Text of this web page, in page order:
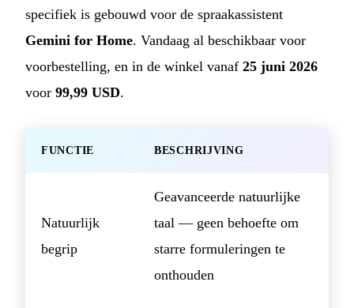
specifiek is gebouwd voor de spraakassistent
Gemini for Home. Vandaag al beschikbaar voor
voorbestelling, en in de winkel vanaf 25 juni 2026
voor 99,99 USD.
FUNCTIE BESCHRIJVING
Natuurlijk
begrip
Geavanceerde natuurlijke
taal — geen behoefte om
starre formuleringen te
onthouden